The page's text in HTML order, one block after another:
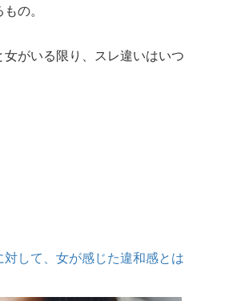
の。
がいる限り、スレ違いはいつ
して、女が感じた違和感とは